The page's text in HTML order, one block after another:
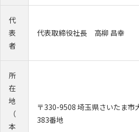
代
表
者
代表取締役社長 高柳 昌幸
所
在
地
（
本
〒330-9508 埼玉県さいたま市
383番地